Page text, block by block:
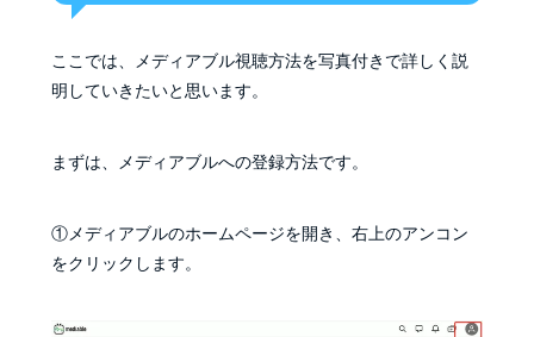
ここでは、メディアブル視聴方法を写真付きで詳しく説
明していきたいと思います。
まずは、メディアブルへの登録方法です。
①メディアブルのホームページを開き、右上のアンコン
をクリックします。